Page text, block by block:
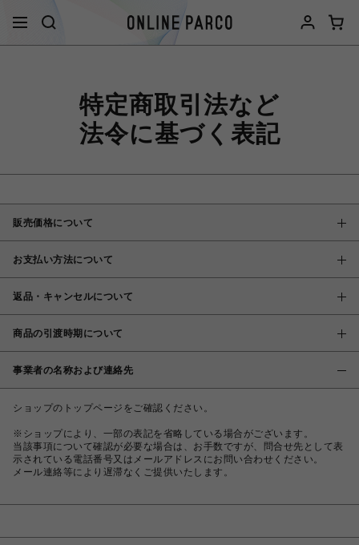
特定商取引法など
法令に基づく表記
販売価格について
お支払い方法について
返品・キャンセルについて
商品の引渡時期について
事業者の名称および連絡先
ショップのトップページをご確認ください。
※ショップにより、一部の表記を省略している場合がございます。
当該事項について確認が必要な場合は、お手数ですが、問合せ先として表
示されている電話番号又はメールアドレスにお問い合わせください。
メール連絡等により遅滞なくご提供いたします。